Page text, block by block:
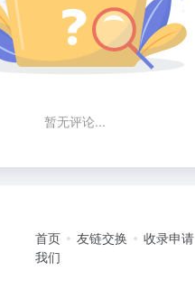
暂无评论...
首页 友链交换 收录申请
我们